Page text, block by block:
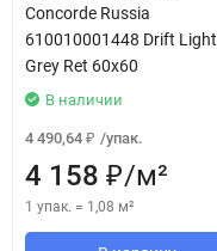
Concorde Russia
610010001448 Drift Light
Grey Ret 60x60
В наличии
4 490,64 ₽ /упак.
4 158 ₽/м²
1 упак. = 1,08 м²